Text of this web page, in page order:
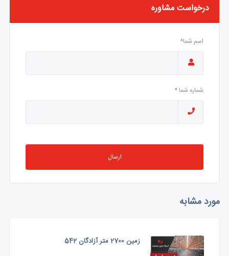
درخواست مشاوره
اسم شما*
شماره شما *
ارسال
مورد مشابه
زمین 2700 متر آزادگان 542